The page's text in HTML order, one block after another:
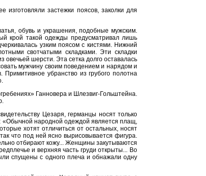
застежки поясов, заколки для
обувь и украшения, подобные мужским.
крой такой одежды предусматривал лишь
узким поясом с кистями. Нижний
свотчатыми складками. Эти складки
шерсти. Эта сетка долго оставалась
мужчину своим поведением и нарядом и
убранство из грубого полотна
Ганновера и Шлезвиг-Гольштейна.
Цезаря, германцы носят только
«Обычной народной одеждой является плащ,
хотят отличиться от остальных, носят
что под ней ясно вырисовывается фигура.
отбирают кожу... Женщины закутываются
и верхняя часть груди открыты... Во
спущены с одного плеча и обнажали одну